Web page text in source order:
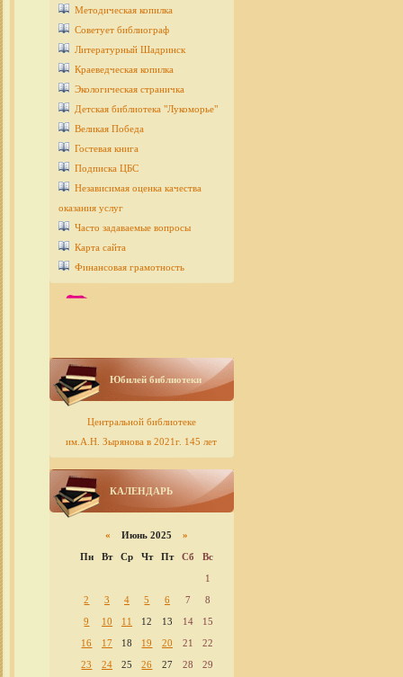
Методическая копилка
Советует библиограф
Литературный Шадринск
Краеведческая копилка
Экологическая страничка
Детcкая библиотека "Лукоморье"
Великая Победа
Гостевая книга
Подписка ЦБС
Независимая оценка качества
оказания услуг
Часто задаваемые вопросы
Карта сайта
Финансовая грамотность
Юбилей библиотеки
Центральной библиотеке
им.А.Н. Зырянова в 2021г. 145 лет
КАЛЕНДАРЬ
« Июнь 2025 »
Пн
Вт Ср Чт Пт Сб
Вс
1
2
3 4 5 6 7
8
9
10 11 12 13 14
15
16
17 18 19 20 21
22
23
24 25 26 27 28 29